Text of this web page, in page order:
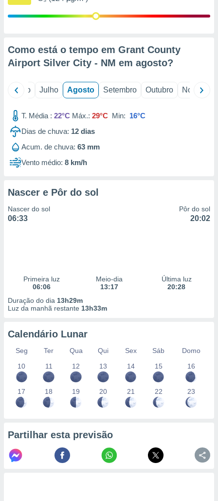
estudos
de
1199
Como está o tempo em Grant County
Airport Silver City - NM em agosto?
Junho Julho Agosto Setembro Outubro Novembro
T. Média : 22°C Máx.: 29°C Min: 16°C
Dias de chuva: 12 dias
Acum. de chuva: 63 mm
Vento médio: 8 km/h
Nascer e Pôr do sol
Nascer do sol
06:33
Pôr do sol
20:02
Primeira luz
06:06
Meio-dia
13:17
Última luz
20:28
Duração do dia 13h29m
Luz da manhã restante 13h33m
Calendário Lunar
Seg Ter Qua Qui Sex Sáb
Domo
10
11 12 13 14 15 16
17 18 19 20 21 22 23
Partilhar esta previsão